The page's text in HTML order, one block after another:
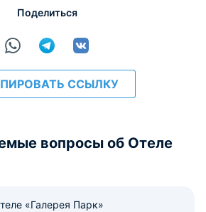
Поделиться
ССЫЛКУ
вопросы об Отеле
«Галерея Парк»